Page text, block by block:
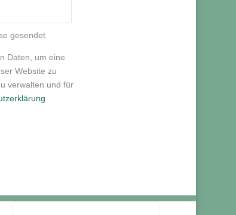
gesendet.
Daten, um eine
Website zu
verwalten und für